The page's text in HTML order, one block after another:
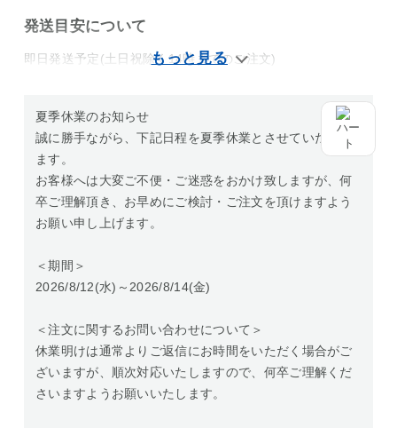
発送目安について
即日発送予定(土日祝除く14時までのご注文)
夏季休業のお知らせ
誠に勝手ながら、下記日程を夏季休業とさせていただき
ます。
お客様へは大変ご不便・ご迷惑をおかけ致しますが、何
卒ご理解頂き、お早めにご検討・ご注文を頂けますよう
お願い申し上げます。
＜期間＞
2026/8/12(水)～2026/8/14(金)
＜注文に関するお問い合わせについて＞
休業明けは通常よりご返信にお時間をいただく場合がご
ざいますが、順次対応いたしますので、何卒ご理解くだ
さいますようお願いいたします。